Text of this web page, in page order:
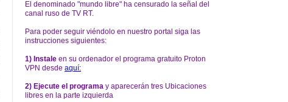
El denominado "mundo libre" ha censurado la señal del
canal ruso de TV RT.
Para poder seguir viéndolo en nuestro portal siga las
instrucciones siguientes:
1) Instale en su ordenador el programa gratuito Proton
VPN desde aquí:
2) Ejecute el programa y aparecerán tres Ubicaciones
libres en la parte izquierda